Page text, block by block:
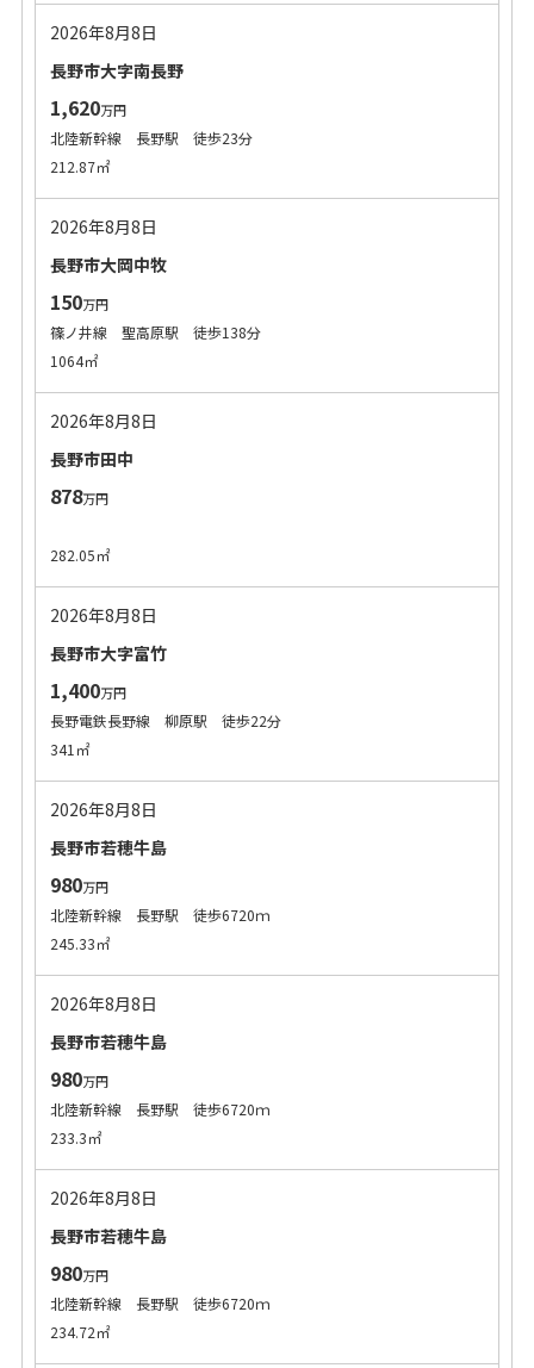
2026年8月8日
長野市大字南長野
1,620万円
北陸新幹線 長野駅 徒歩23分
212.87㎡
2026年8月8日
長野市大岡中牧
150万円
篠ノ井線 聖高原駅 徒歩138分
1064㎡
2026年8月8日
長野市田中
878万円
282.05㎡
2026年8月8日
長野市大字富竹
1,400万円
長野電鉄長野線 柳原駅 徒歩22分
341㎡
2026年8月8日
長野市若穂牛島
980万円
北陸新幹線 長野駅 徒歩6720ｍ
245.33㎡
2026年8月8日
長野市若穂牛島
980万円
北陸新幹線 長野駅 徒歩6720ｍ
233.3㎡
2026年8月8日
長野市若穂牛島
980万円
北陸新幹線 長野駅 徒歩6720ｍ
234.72㎡